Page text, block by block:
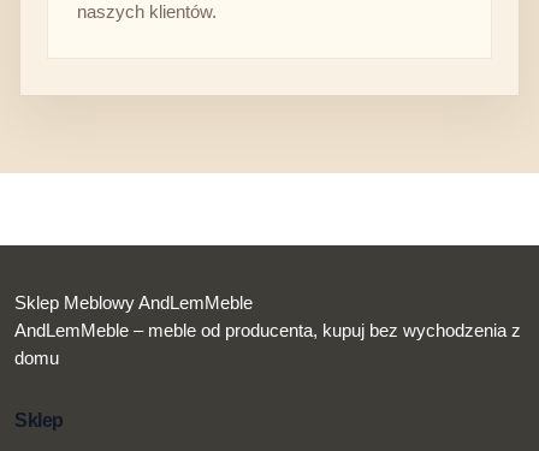
naszych klientów.
Sklep Meblowy AndLemMeble
AndLemMeble – meble od producenta, kupuj bez wychodzenia z
domu
Sklep